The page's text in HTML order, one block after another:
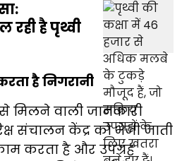
है पृथ्वी
है निगरानी
मिलने वाली जानकारी
संचालन केंद्र को भेजी जाती
करता है और उपग्रह